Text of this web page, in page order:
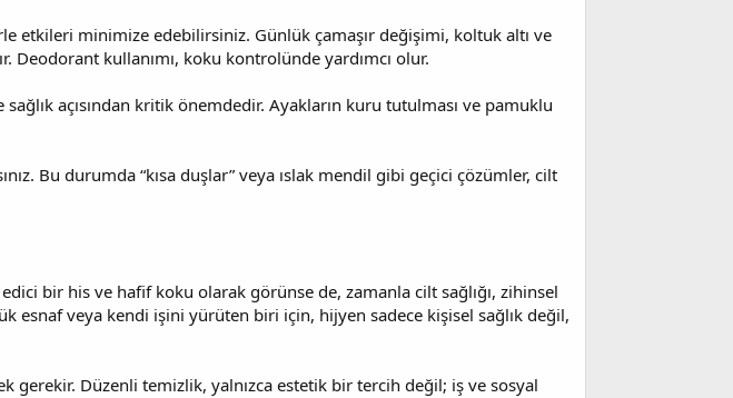
etkileri minimize edebilirsiniz. Günlük çamaşır değişimi, koltuk altı ve
Deodorant kullanımı, koku kontrolünde yardımcı olur.
açısından kritik önemdedir. Ayakların kuru tutulması ve pamuklu
Bu durumda “kısa duşlar” veya ıslak mendil gibi geçici çözümler, cilt
bir his ve hafif koku olarak görünse de, zamanla cilt sağlığı, zihinsel
esnaf veya kendi işini yürüten biri için, hijyen sadece kişisel sağlık değil,
gerekir. Düzenli temizlik, yalnızca estetik bir tercih değil; iş ve sosyal